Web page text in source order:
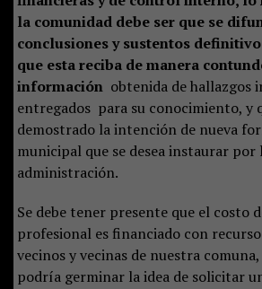
la comunidad debe ser que se
conclusiones y sustentos
que esta reciba de manera
informaciónobtenida de hallazgos
entregados para su conocimiento, y
demostrado la intención de nueva
municipal que se desea instaurar por
administración.
Se debe tener presente que el costo
profesional es financiado con
vecinos y vecinas de nuestra
podría germinar la idea de solicitar